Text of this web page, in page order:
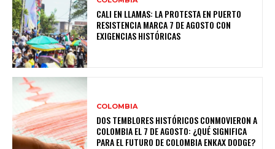
CALI EN LLAMAS: LA PROTESTA EN PUERTO
RESISTENCIA MARCA 7 DE AGOSTO CON
EXIGENCIAS HISTÓRICAS
COLOMBIA
DOS TEMBLORES HISTÓRICOS CONMOVIERON A
COLOMBIA EL 7 DE AGOSTO: ¿QUÉ SIGNIFICA
PARA EL FUTURO DE COLOMBIA ENКАХ DODGE?